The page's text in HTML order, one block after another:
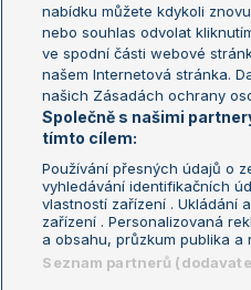
Aktualní trendy
Fotbalové přestupy
Livesport Daily
LS Prague Open
Podmínky užití
GDPR a žurnalistika
Kontakt
nabídku můžete kdykoli
nebo souhlas odvolat
ve spodní části webové
našem Internetová stránka.
našich Zásadách ochrany
Společně s našimi
tímto cílem:
Používání přesných údajů o
vyhledávání identifikačních
vlastností zařízení . Ukládání
zařízení . Personalizovaná
a obsahu, průzkum publika a
Seznam partnerů